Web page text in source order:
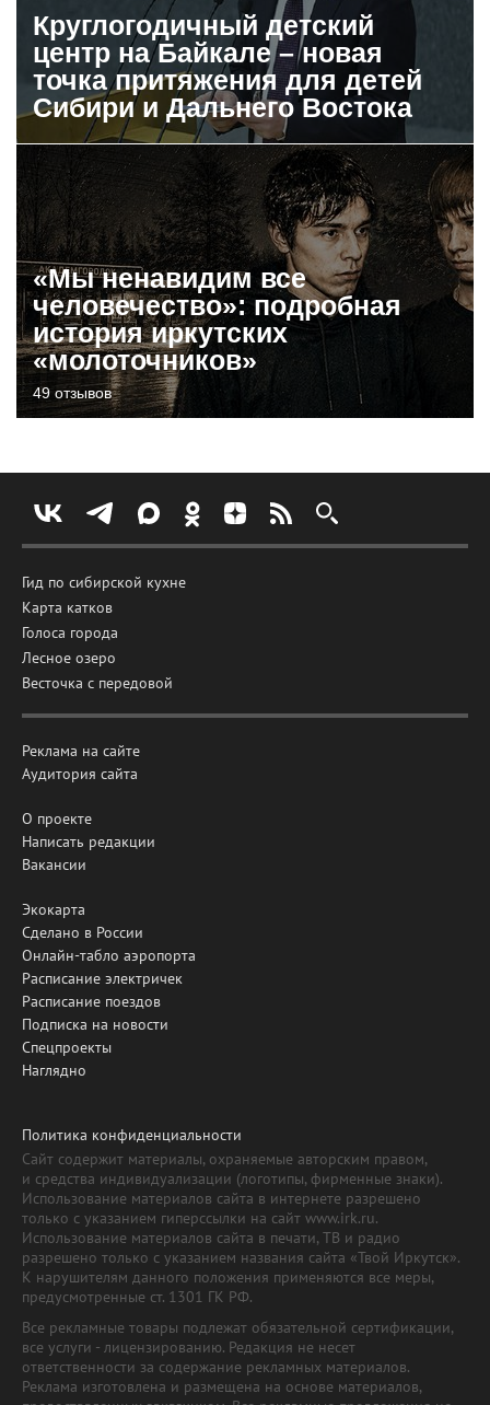
Круглогодичный детский
центр на Байкале – новая
точка притяжения для детей
Сибири и Дальнего Востока
«Мы ненавидим все
человечество»: подробная
история иркутских
«молоточников»
49 отзывов
Гид по сибирской кухне
Карта катков
Голоса города
Лесное озеро
Весточка с передовой
Реклама на сайте
Аудитория сайта
О проекте
Написать редакции
Вакансии
Экокарта
Сделано в России
Онлайн-табло аэропорта
Расписание электричек
Расписание поездов
Подписка на новости
Спецпроекты
Наглядно
Политика конфиденциальности
Сайт содержит материалы, охраняемые авторским правом,
и средства индивидуализации (логотипы, фирменные знаки).
Использование материалов сайта в интернете разрешено
только с указанием гиперссылки на сайт www.irk.ru.
Использование материалов сайта в печати, ТВ и радио
разрешено только с указанием названия сайта «Твой Иркутск».
К нарушителям данного положения применяются все меры,
предусмотренные ст. 1301 ГК РФ.
Все рекламные товары подлежат обязательной сертификации,
все услуги - лицензированию. Редакция не несет
ответственности за содержание рекламных материалов.
Реклама изготовлена и размещена на основе материалов,